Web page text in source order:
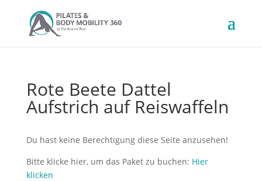
Rote Beete Dattel
Aufstrich auf Reiswaffeln
Du hast keine Berechtigung diese Seite anzusehen!
Bitte klicke hier, um das Paket zu buchen: Hier
klicken